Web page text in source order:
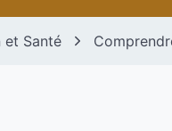
et Santé